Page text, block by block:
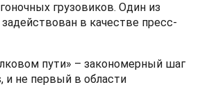
грузовиков. Один из
в качестве пресс-
пути» – закономерный шаг
и не первый в области